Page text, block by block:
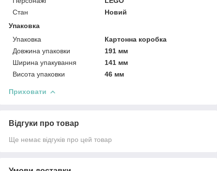
Стан
Новий
Упаковка
Упаковка
Картонна коробка
Довжина упаковки
191 мм
Ширина упакування
141 мм
Висота упаковки
46 мм
Приховати
Відгуки про товар
Ще немає відгуків про цей товар